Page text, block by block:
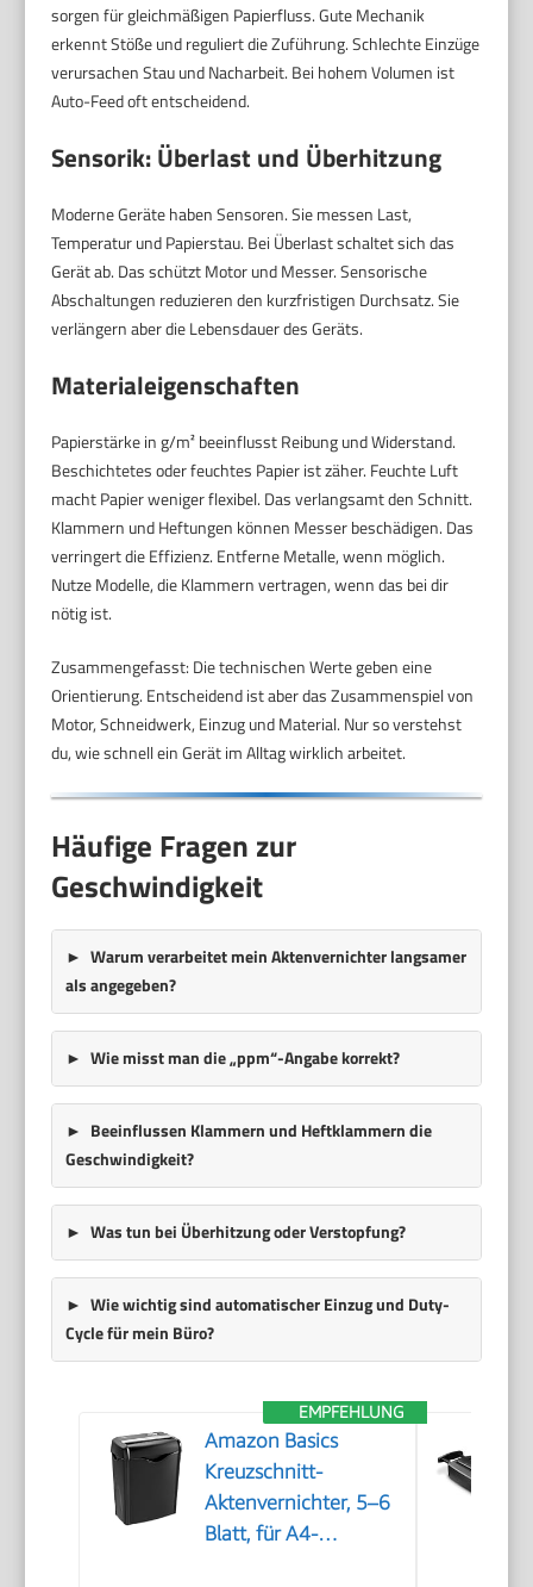
sorgen für gleichmäßigen Papierfluss. Gute Mechanik
erkennt Stöße und reguliert die Zuführung. Schlechte Einzüge
verursachen Stau und Nacharbeit. Bei hohem Volumen ist
Auto-Feed oft entscheidend.
Sensorik: Überlast und Überhitzung
Moderne Geräte haben Sensoren. Sie messen Last,
Temperatur und Papierstau. Bei Überlast schaltet sich das
Gerät ab. Das schützt Motor und Messer. Sensorische
Abschaltungen reduzieren den kurzfristigen Durchsatz. Sie
verlängern aber die Lebensdauer des Geräts.
Materialeigenschaften
Papierstärke in g/m² beeinflusst Reibung und Widerstand.
Beschichtetes oder feuchtes Papier ist zäher. Feuchte Luft
macht Papier weniger flexibel. Das verlangsamt den Schnitt.
Klammern und Heftungen können Messer beschädigen. Das
verringert die Effizienz. Entferne Metalle, wenn möglich.
Nutze Modelle, die Klammern vertragen, wenn das bei dir
nötig ist.
Zusammengefasst: Die technischen Werte geben eine
Orientierung. Entscheidend ist aber das Zusammenspiel von
Motor, Schneidwerk, Einzug und Material. Nur so verstehst
du, wie schnell ein Gerät im Alltag wirklich arbeitet.
Häufige Fragen zur
Geschwindigkeit
Warum verarbeitet mein Aktenvernichter langsamer
als angegeben?
Wie misst man die „ppm“-Angabe korrekt?
Beeinflussen Klammern und Heftklammern die
Geschwindigkeit?
Was tun bei Überhitzung oder Verstopfung?
Wie wichtig sind automatischer Einzug und Duty-
Cycle für mein Büro?
EMPFEHLUNG
Amazon Basics
Kreuzschnitt-
Aktenvernichter, 5–6
Blatt, für A4-